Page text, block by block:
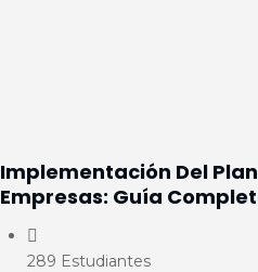
Implementación Del Plan
Empresas: Guía
289 Estudiantes